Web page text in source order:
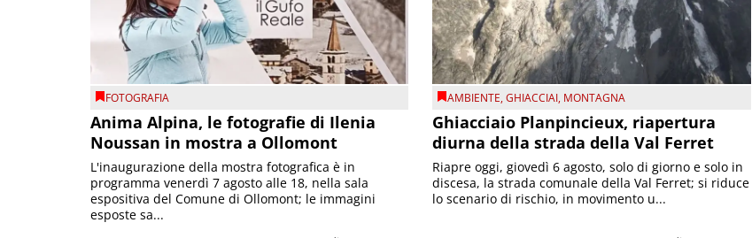
FOTOGRAFIA
Anima Alpina, le fotografie di Ilenia
Noussan in mostra a Ollomont
L'inaugurazione della mostra fotografica è in
programma venerdì 7 agosto alle 18, nella sala
espositiva del Comune di Ollomont; le immagini
esposte sa...
AMBIENTE,GHIACCIAI, MONTAGNA
Ghiacciaio Planpincieux, riapertura
diurna della strada della Val Ferret
Riapre oggi, giovedì 6 agosto, solo di giorno e solo in
discesa, la strada comunale della Val Ferret; si riduce
lo scenario di rischio, in movimento u...